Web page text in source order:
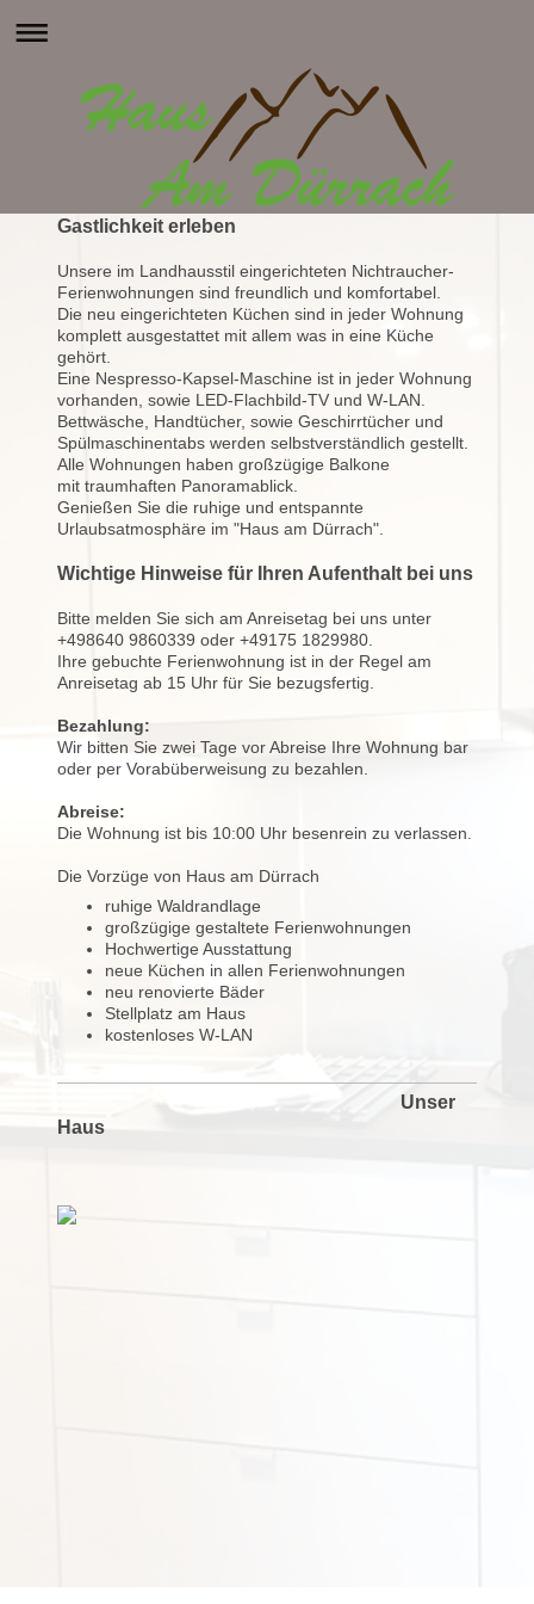
Gastlichkeit erleben
Unsere im Landhausstil eingerichteten Nichtraucher-
Ferienwohnungen sind freundlich und komfortabel.
Die neu eingerichteten Küchen sind in jeder Wohnung
komplett ausgestattet mit allem was in eine Küche
gehört.
Eine Nespresso-Kapsel-Maschine ist in jeder Wohnung
vorhanden, sowie LED-Flachbild-TV und W-LAN.
Bettwäsche, Handtücher, sowie Geschirrtücher und
Spülmaschinentabs werden selbstverständlich gestellt.
Alle Wohnungen haben großzügige Balkone
mit traumhaften Panoramablick.
Genießen Sie die ruhige und entspannte
Urlaubsatmosphäre im "Haus am Dürrach".
Wichtige Hinweise für Ihren Aufenthalt bei uns
Bitte melden Sie sich am Anreisetag bei uns unter
+498640 9860339 oder +49175 1829980.
Ihre gebuchte Ferienwohnung ist in der Regel am
Anreisetag ab 15 Uhr für Sie bezugsfertig.
Bezahlung:
Wir bitten Sie zwei Tage vor Abreise Ihre Wohnung bar
oder per Vorabüberweisung zu bezahlen.
Abreise:
Die Wohnung ist bis 10:00 Uhr besenrein zu verlassen.
Die Vorzüge von Haus am Dürrach
ruhige Waldrandlage
großzügige gestaltete Ferienwohnungen
Hochwertige Ausstattung
neue Küchen in allen Ferienwohnungen
neu renovierte Bäder
Stellplatz am Haus
kostenloses W-LAN
Unser
Haus